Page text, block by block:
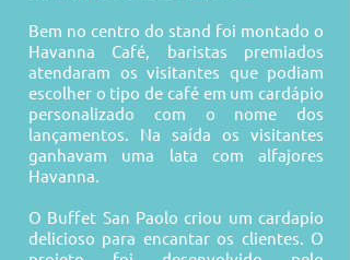
Bem no centro do stand foi montado o
Havanna Café, baristas premiados
atendaram os visitantes que podiam
escolher o tipo de café em um cardápio
personalizado com o nome dos
lançamentos. Na saída os visitantes
ganhavam uma lata com alfajores
Havanna.
O Buffet San Paolo criou um cardapio
delicioso para encantar os clientes. O